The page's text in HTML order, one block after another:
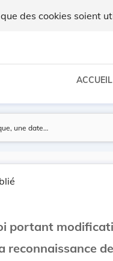
des cookies soient
ACCUEIL
portant
reconnaissance